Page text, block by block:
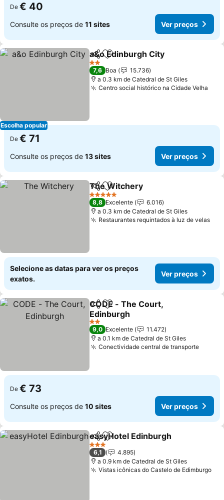
De € 40
Consulte os preços de 11 sites Ver preços
Escolha popular
PartilharAdicionar aos favoritos
a&o Edinburgh City
2 Estrelas
7,6 Boa
15.736
a 0.3 km de Catedral de St Giles
Centro social histórico na Cidade Velha
De € 71
Consulte os preços de 13 sites Ver preços
PartilharAdicionar aos favoritos
The Witchery
5 Estrelas
8,8 Excelente
6.016
a 0.3 km de Catedral de St Giles
Restaurantes requintados à luz de velas
Selecione as datas para ver os preços
exatos.
Ver preços
PartilharAdicionar aos favoritos
CODE - The Court,
Edinburgh
2 Estrelas
9,0 Excelente
11.472
a 0.1 km de Catedral de St Giles
Conectividade central de transporte
De € 73
Consulte os preços de 10 sites Ver preços
PartilharAdicionar aos favoritos
easyHotel Edinburgh
3 Estrelas
6,1
4.895
a 0.9 km de Catedral de St Giles
Vistas icônicas do Castelo de Edimburgo